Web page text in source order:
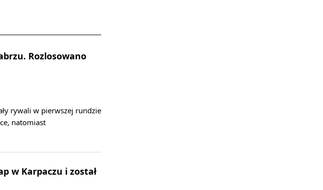
Rozlosowano
rywali w pierwszej rundzie
natomiast
w Karpaczu i został